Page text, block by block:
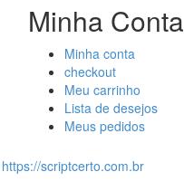
Minha Conta
Minha conta
checkout
Meu carrinho
Lista de desejos
Meus pedidos
https://scriptcerto.com.br